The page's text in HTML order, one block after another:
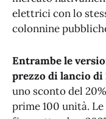
elettrici con lo
colonnine
Entrambe le
prezzo di lancio
uno sconto del
prime 100 unità.